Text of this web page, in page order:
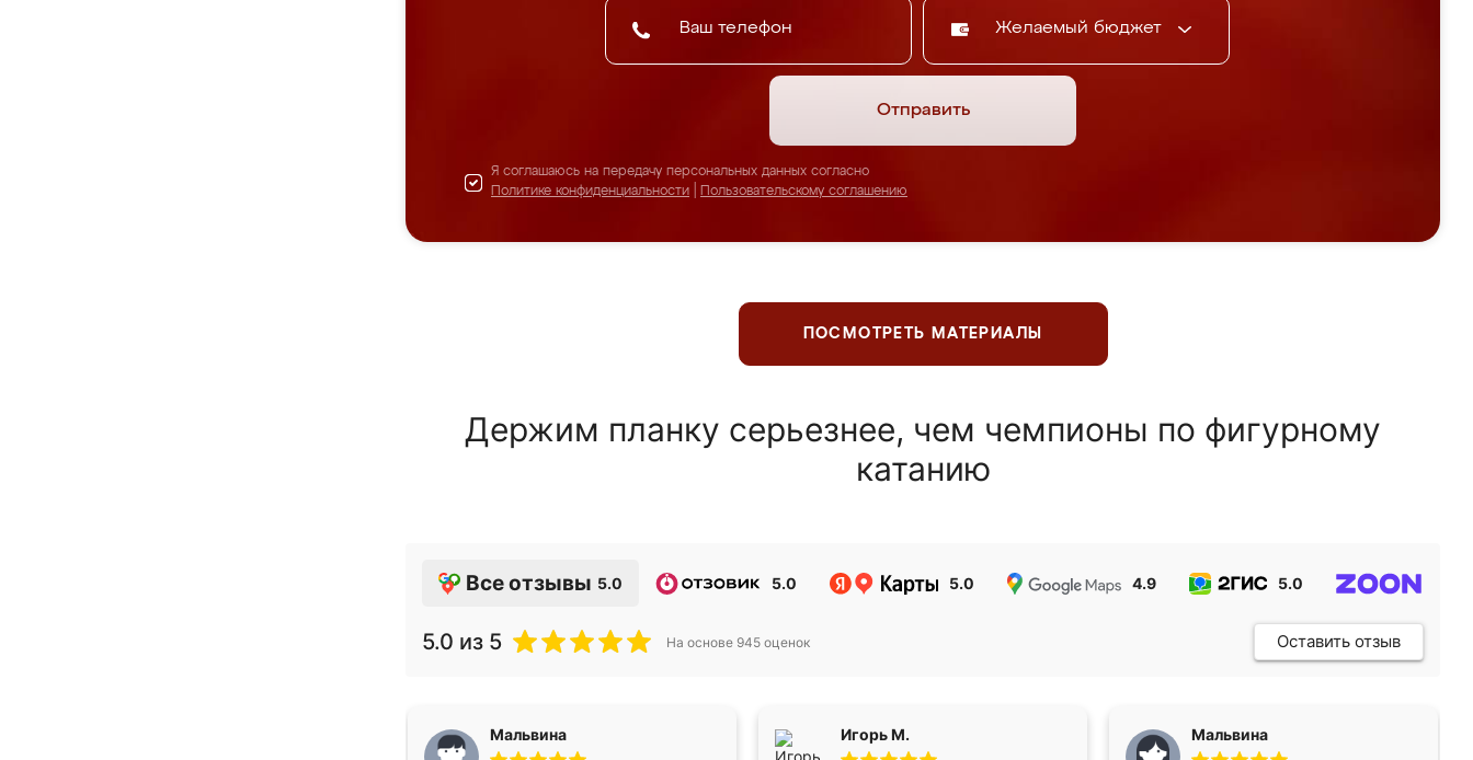
Желаемый бюджет
Отправить
Я соглашаюсь на передачу персональных данных согласно
Политике конфиденциальности
Пользовательскому соглашению
ПОСМОТРЕТЬ МАТЕРИАЛЫ
Держим планку серьезнее, чем чемпионы по фигурному
катанию
Все отзывы 5.0 5.0 5.0 4.9 5.0
5.0 из 5 На основе 945 оценок Оставить отзыв
Мальвина Игорь М. Мальвина